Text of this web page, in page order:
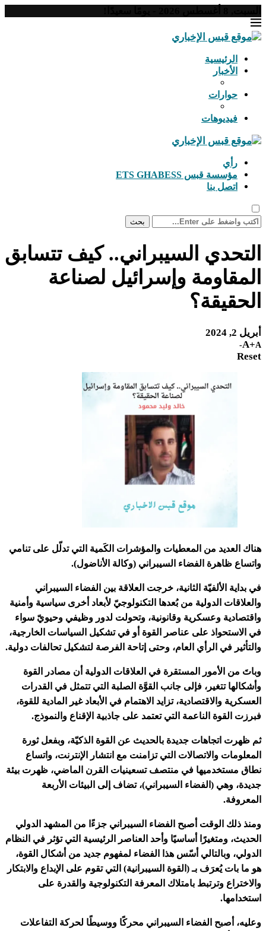
الرئيسية
الأخبار
حوارات
فيديوهات
رأي
مؤسسة قبس ETS GHABESS
اتصل بنا
بحث
التحدي السيبراني.. كيف تتسابق
المقاومة وإسرائيل لصناعة
الحقيقة؟
أبريل 2, 2024
A+A-
Reset
هناك العديد من المعطيات والمؤشرات الكَمية التي تدلّل على تنامي
واتساع ظاهرة الفضاء السيبراني (وكالة الأناضول).
في بداية الألفيّة الثانية، خرجت العلاقة بين الفضاء السيبراني
والعلاقات الدولية من بُعدها التكنولوجيّ لأبعاد أخرى سياسية وأمنية
واقتصادية وعسكرية وقانونية، وتحولت لدور وظيفي وحيويّ سواء
في الاستحواذ على عناصر القوة أو في تشكيل السياسات الخارجية،
والتأثير في الرأي العام، وحتى إتاحة الفرصة لتشكيل تحالفات دولية.
وباتَ من الأمور المستقرة في العلاقات الدولية أن مصادر القوة
وأشكالها تتغير، فإلى جانب القوَّة الصلبة التي تتمثل في القدرات
العسكرية والاقتصادية، تزايد الاهتمام في الأبعاد غير المادية للقوة،
فبرزت القوة الناعمة التي تعتمد على جاذبية الإقناع والنموذج.
ثم ظهرت اتجاهات جديدة بالحديث عن القوة الذكيّة، وبفعل ثورة
المعلومات والاتصالات التي تزامنت مع انتشار الإنترنت، واتساع
نطاق مستخدميها في منتصف تسعينيات القرن الماضي، ظهرت بيئة
جديدة، وهي (الفضاء السيبراني)، تضاف إلى البيئات الأربعة
المعروفة.
ومنذ ذلك الوقت أصبح الفضاء السيبراني جزءًا من المشهد الدولي
الحديث، ومتغيرًا أساسيًا وأحد العناصر الرئيسية التي تؤثر في النظام
الدولي، وبالتالي أسّس هذا الفضاء لمفهوم جديد من أشكال القوة،
هو ما بات يُعرَف بـ (القوة السيبرانية) التي تقوم على الإبداع والابتكار
والاختراع وترتبط بامتلاك المعرفة التكنولوجية والقدرة على
استخدامها.
وعليه، أصبح الفضاء السيبراني محركًا ووسيطًا لحركة التفاعلات